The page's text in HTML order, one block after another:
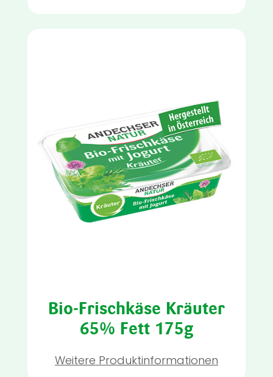
Bio-Frischkäse Kräuter
65% Fett 175g
Weitere Produktinformationen